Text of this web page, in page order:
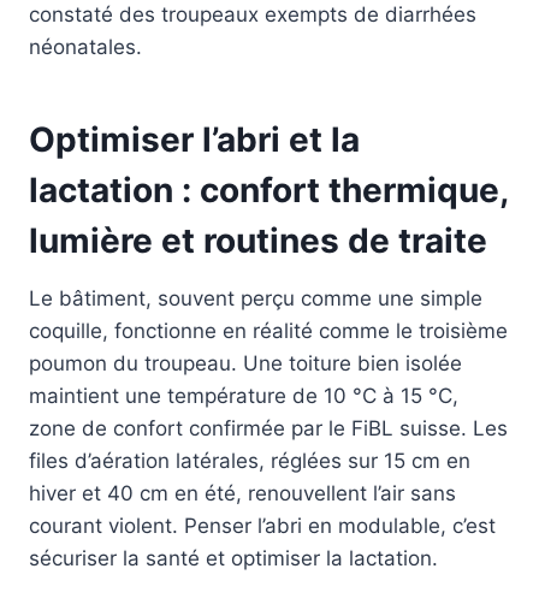
constaté des troupeaux exempts de diarrhées
néonatales.
Optimiser l’abri et la
lactation : confort thermique,
lumière et routines de traite
Le bâtiment, souvent perçu comme une simple
coquille, fonctionne en réalité comme le troisième
poumon du troupeau. Une toiture bien isolée
maintient une température de 10 °C à 15 °C,
zone de confort confirmée par le FiBL suisse. Les
files d’aération latérales, réglées sur 15 cm en
hiver et 40 cm en été, renouvellent l’air sans
courant violent. Penser l’abri en modulable, c’est
sécuriser la santé et optimiser la lactation.